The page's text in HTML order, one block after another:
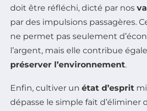
doit être réfléchi, dicté par nos
par des impulsions passagères.
ne permet pas seulement
l’argent, mais elle contribue
préserver l’environnement.
Enfin, cultiver un état d’esprit
dépasse le simple fait d’éliminer